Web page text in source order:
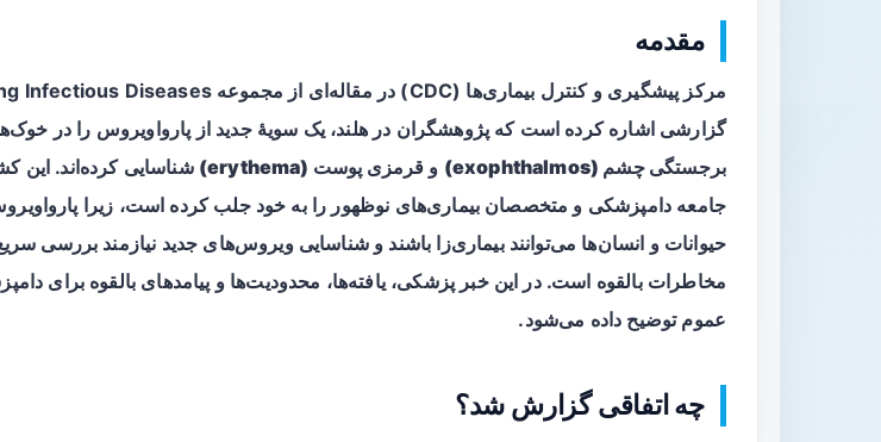
مقدمه
گزارشی اشاره کرده است که پژوهشگران در هلند، یک سویهٔ جدید از پارواویروس را در
برجستگی چشم (exophthalmos)
و قرمزی پوست (erythema)
شناسایی کرده‌اند. این
جامعه دامپزشکی و متخصصان بیماری‌های نوظهور را به خود جلب کرده است، زیرا
حیوانات و انسان‌ها می‌توانند بیماری‌زا باشند و شناسایی ویروس‌های جدید نیازمند بررسی
مخاطرات بالقوه است. در این خبر پزشکی، یافته‌ها، محدودیت‌ها و پیامدهای بالقوه برای
عموم توضیح داده می‌شود.
چه اتفاقی گزارش شد؟